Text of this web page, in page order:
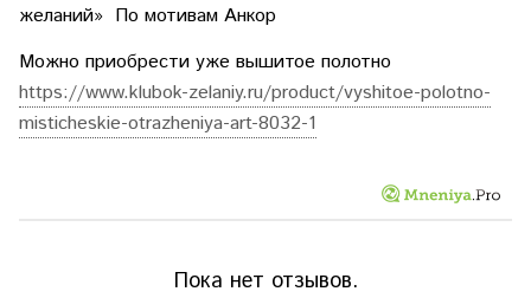
желаний» По мотивам Анкор
Можно приобрести уже вышитое полотно
https://www.klubok-zelaniy.ru/product/vyshitoe-polotno-
misticheskie-otrazheniya-art-8032-1
Пока нет отзывов.